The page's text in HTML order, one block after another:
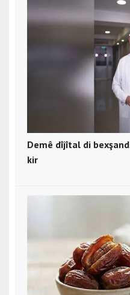
Demê dîjîtal di
kir